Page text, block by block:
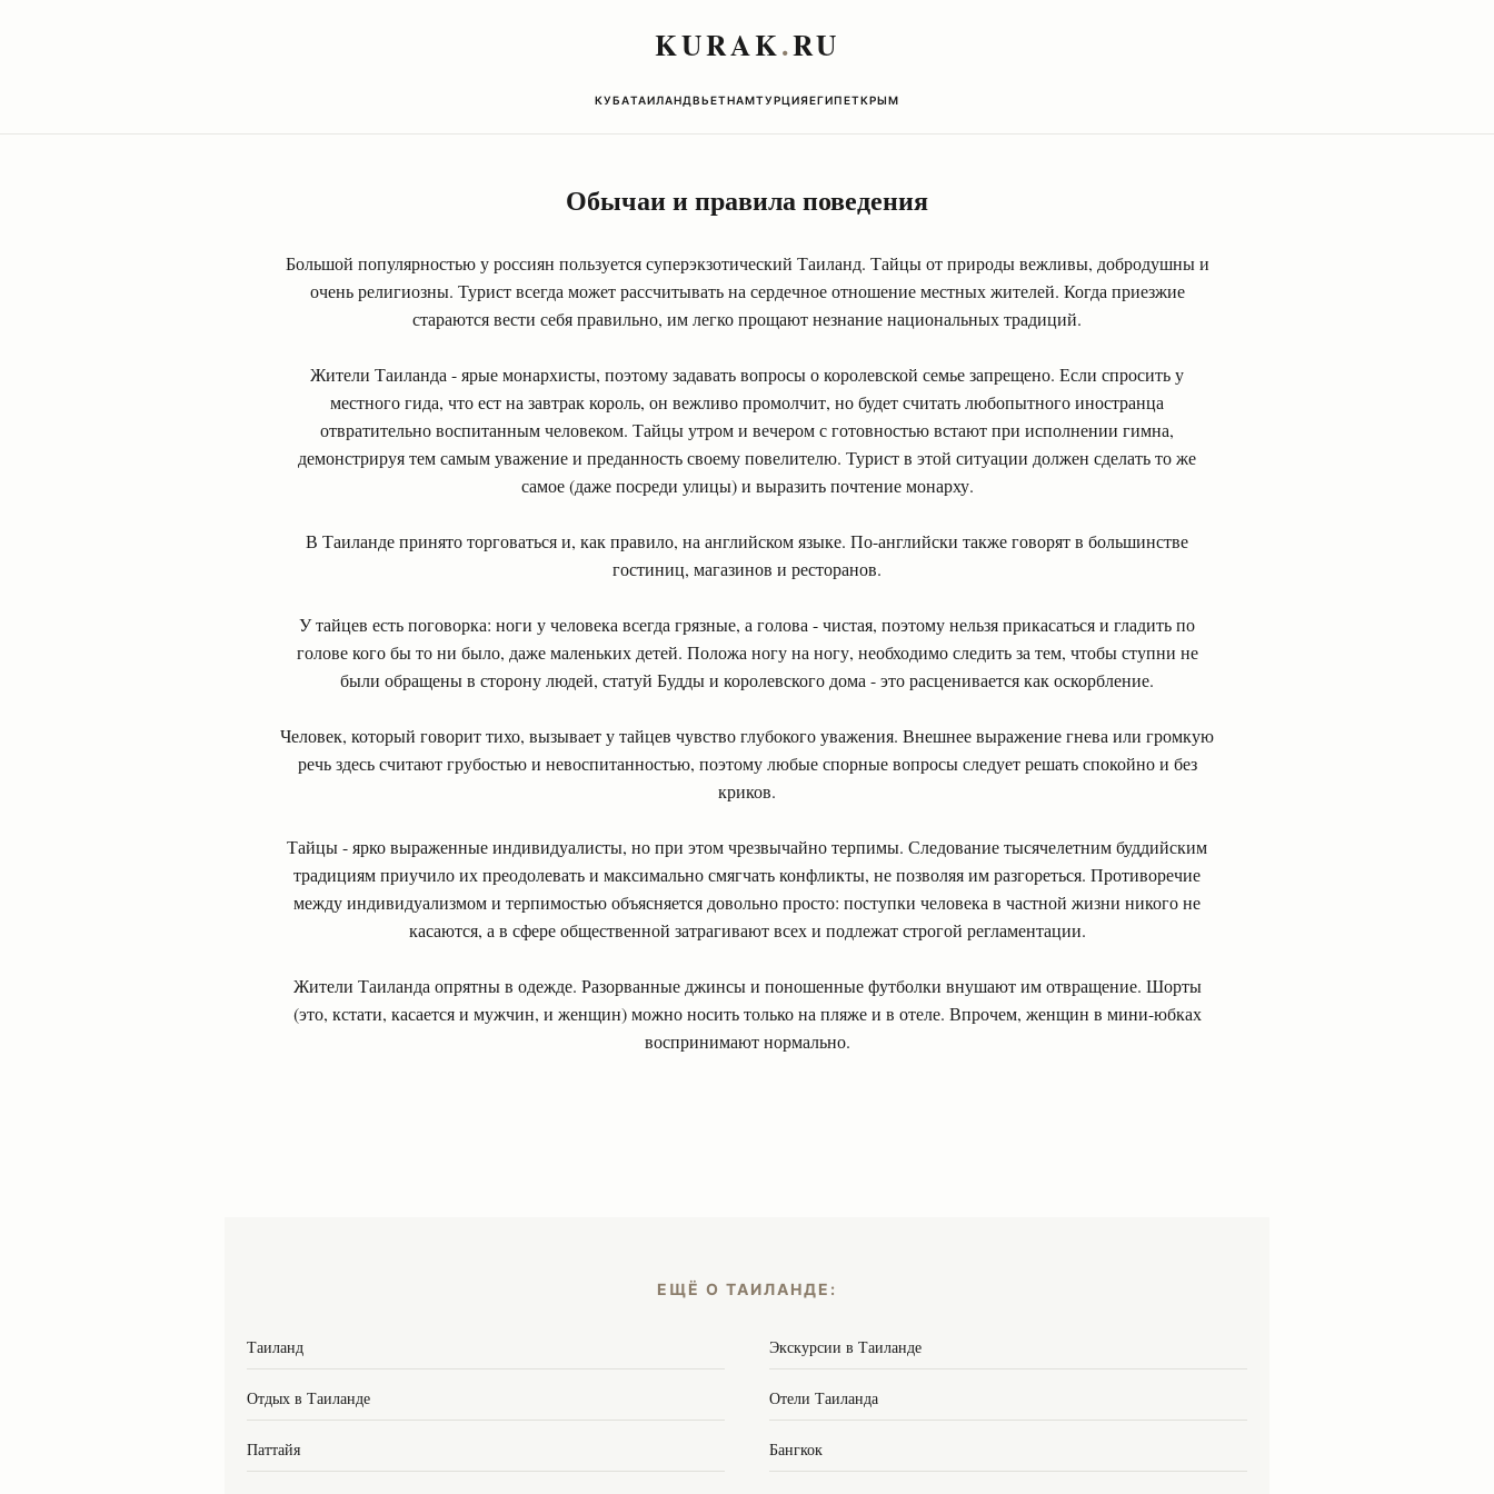
KURAK.RU
КУБАТАИЛАНДВЬЕТНАМТУРЦИЯЕГИПЕТКРЫМ
Обычаи и правила поведения
Большой популярностью у россиян пользуется суперэкзотический Таиланд. Тайцы от природы вежливы, добродушны и
очень религиозны. Турист всегда может рассчитывать на сердечное отношение местных жителей. Когда приезжие
стараются вести себя правильно, им легко прощают незнание национальных традиций.
Жители Таиланда - ярые монархисты, поэтому задавать вопросы о королевской семье запрещено. Если спросить у
местного гида, что ест на завтрак король, он вежливо промолчит, но будет считать любопытного иностранца
отвратительно воспитанным человеком. Тайцы утром и вечером с готовностью встают при исполнении гимна,
демонстрируя тем самым уважение и преданность своему повелителю. Турист в этой ситуации должен сделать то же
самое (даже посреди улицы) и выразить почтение монарху.
В Таиланде принято торговаться и, как правило, на английском языке. По-английски также говорят в большинстве
гостиниц, магазинов и ресторанов.
У тайцев есть поговорка: ноги у человека всегда грязные, а голова - чистая, поэтому нельзя прикасаться и гладить по
голове кого бы то ни было, даже маленьких детей. Положа ногу на ногу, необходимо следить за тем, чтобы ступни не
были обращены в сторону людей, статуй Будды и королевского дома - это расценивается как оскорбление.
Человек, который говорит тихо, вызывает у тайцев чувство глубокого уважения. Внешнее выражение гнева или громкую
речь здесь считают грубостью и невоспитанностью, поэтому любые спорные вопросы следует решать спокойно и без
криков.
Тайцы - ярко выраженные индивидуалисты, но при этом чрезвычайно терпимы. Следование тысячелетним буддийским
традициям приучило их преодолевать и максимально смягчать конфликты, не позволяя им разгореться. Противоречие
между индивидуализмом и терпимостью объясняется довольно просто: поступки человека в частной жизни никого не
касаются, а в сфере общественной затрагивают всех и подлежат строгой регламентации.
Жители Таиланда опрятны в одежде. Разорванные джинсы и поношенные футболки внушают им отвращение. Шорты
(это, кстати, касается и мужчин, и женщин) можно носить только на пляже и в отеле. Впрочем, женщин в мини-юбках
воспринимают нормально.
ЕЩЁ О ТАИЛАНДЕ:
Таиланд Экскурсии в Таиланде
Отдых в Таиланде Отели Таиланда
Паттайя Бангкок